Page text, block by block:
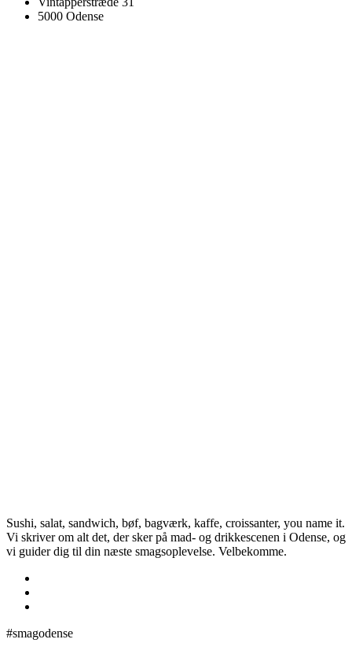
5000 Odense
Sushi, salat, sandwich, bøf, bagværk, kaffe, croissanter, you name it.
Vi skriver om alt det, der sker på mad- og drikkescenen i Odense, og
vi guider dig til din næste smagsoplevelse. Velbekomme.
#smagodense